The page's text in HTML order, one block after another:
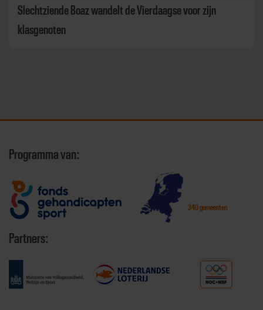
Slechtziende Boaz wandelt de Vierdaagse voor zijn
klasgenoten
Programma van:
340 gemeenten
Partners: